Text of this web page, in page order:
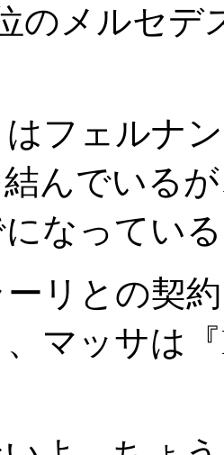
のメルセデ
フェルナ
んでいる
なってい
リとの契
マッサは